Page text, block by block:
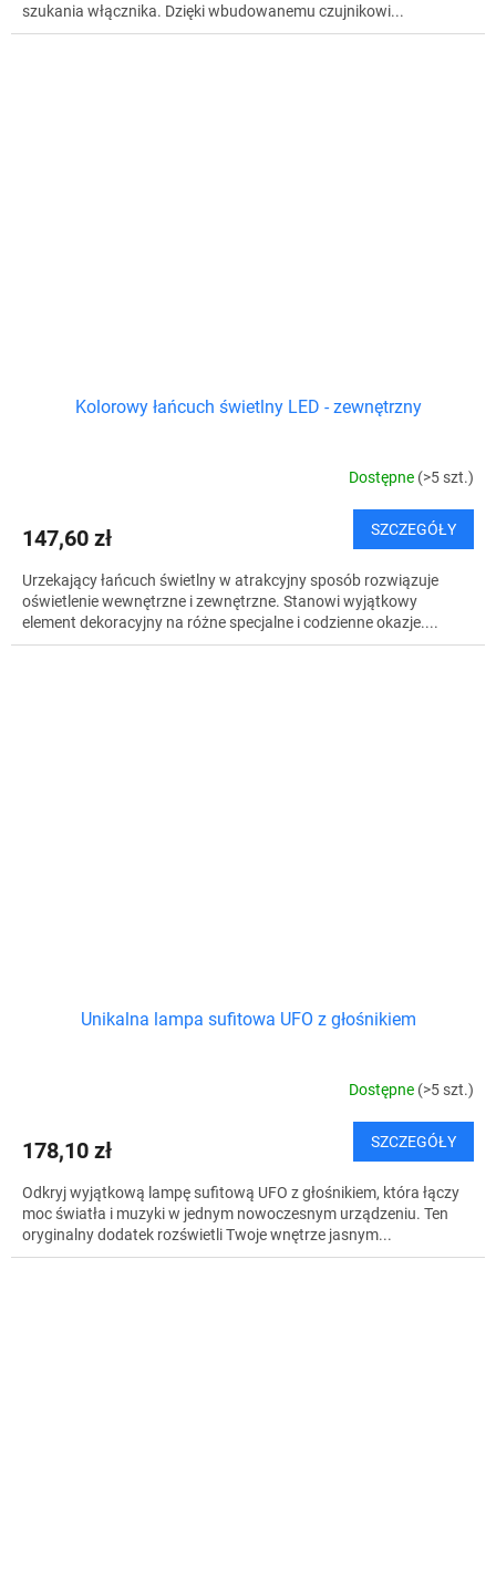
szukania włącznika. Dzięki wbudowanemu czujnikowi...
Kolorowy łańcuch świetlny LED - zewnętrzny
Dostępne (>5 szt.)
147,60 zł SZCZEGÓŁY
Urzekający łańcuch świetlny w atrakcyjny sposób rozwiązuje
oświetlenie wewnętrzne i zewnętrzne. Stanowi wyjątkowy
element dekoracyjny na różne specjalne i codzienne okazje....
Unikalna lampa sufitowa UFO z głośnikiem
Dostępne (>5 szt.)
178,10 zł SZCZEGÓŁY
Odkryj wyjątkową lampę sufitową UFO z głośnikiem, która łączy
moc światła i muzyki w jednym nowoczesnym urządzeniu. Ten
oryginalny dodatek rozświetli Twoje wnętrze jasnym...